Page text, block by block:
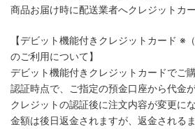
商品お届け時に配送業者へクレジットカ
【デビット機能付きクレジットカード ※
のご利用について】
デビット機能付きクレジットカードでご
認証時点で、ご指定の預金口座から代金
クレジットの認証後に注文内容が変更に
金額は後日返金されますが、返金される